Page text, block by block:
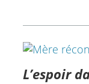
L’espoir